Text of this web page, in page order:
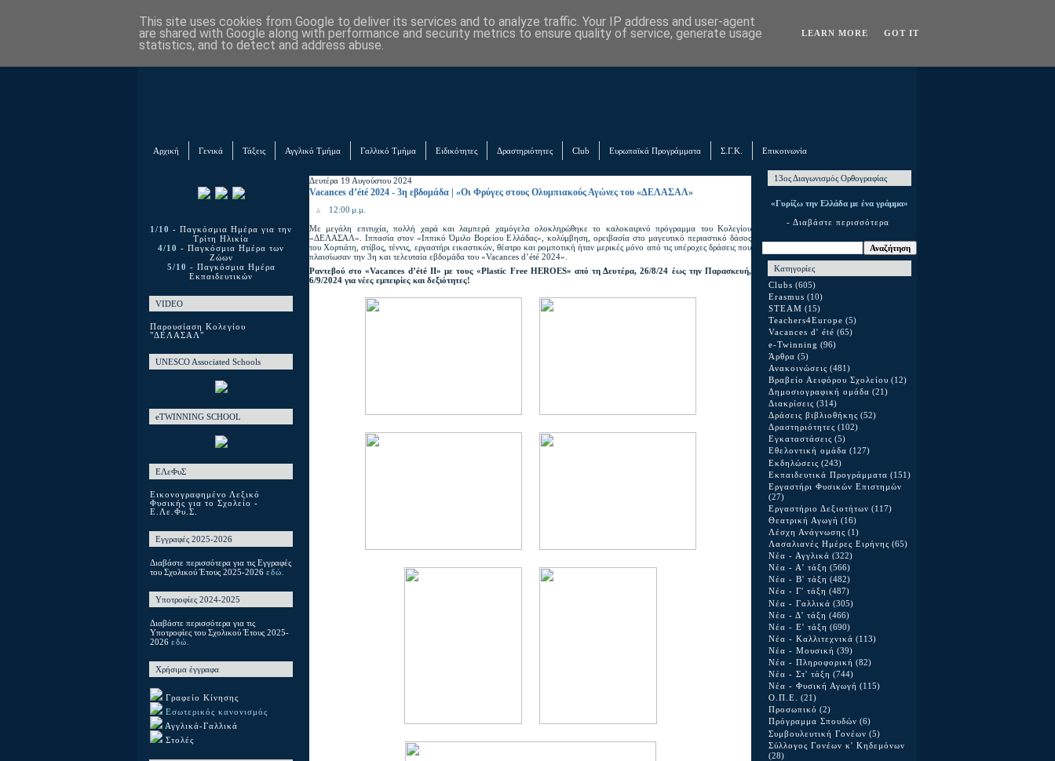
Αρχική Γενικά Τάξεις Αγγλικό Τμήμα Γαλλικό Τμήμα Ειδικότητες Δραστηριότητες Club Ευρωπαϊκά Προγράμματα Σ.Γ.Κ. Επικοινωνία
1/10 - Παγκόσμια Ημέρα για την
Τρίτη Ηλικία
4/10 - Παγκόσμια Ημέρα των
Ζώων
5/10 - Παγκόσμια Ημέρα
Εκπαιδευτικών
VIDEO
Παρουσίαση Κολεγίου
"ΔΕΛΑΣΑΛ"
UNESCO Associated Schools
eTWINNING SCHOOL
ΕΛεΦυΣ
Εικονογραφημένο Λεξικό
Φυσικής για το Σχολείο -
Ε.Λε.Φυ.Σ.
Εγγραφές 2025-2026
Διαβάστε περισσότερα για τις Εγγραφές
του Σχολικού Έτους 2025-2026 εδώ.
Υποτροφίες 2024-2025
Διαβάστε περισσότερα για τις
Υποτροφίες του Σχολικού Έτους 2025-
2026 εδώ.
Χρήσιμα έγγραφα
Γραφείο Κίνησης
Εσωτερικός κανονισμός
Αγγλικά-Γαλλικά
Στολές
Δευτέρα 19 Αυγούστου 2024
Vacances d’été 2024 - 3η εβδομάδα | «Οι Φρύγες στους Ολυμπιακούς Αγώνες του «ΔΕΛΑΣΑΛ»
12:00 μ.μ.
Με μεγάλη επιτυχία, πολλή χαρά και λαμπερά χαμόγελα ολοκληρώθηκε το καλοκαιρινό πρόγραμμα του Κολεγίου
«ΔΕΛΑΣΑΛ». Ιππασία στον «Ιππικό Όμιλο Βορείου Ελλάδας», κολύμβηση, ορειβασία στο μαγευτικό περιαστικό δάσος
του Χορτιάτη, στίβος, τέννις, εργαστήρι εικαστικών, θέατρο και ρομποτική ήταν μερικές μόνο από τις υπέροχες δράσεις που
πλαισίωσαν την 3η και τελευταία εβδομάδα του «Vacances d’été 2024».
Ραντεβού στο «Vacances d’été II» με τους «Plastic Free HEROES» από τη Δευτέρα, 26/8/24 έως την Παρασκευή,
6/9/2024 για νέες εμπειρίες και δεξιότητες!
13ος Διαγωνισμός Ορθογραφίας
«Γυρίζω την Ελλάδα με ένα γράμμα»
- Διαβάστε περισσότερα
Κατηγορίες
Clubs (605)
Erasmus (10)
STEAM (15)
Teachers4Europe (5)
Vacances d' été (65)
e-Twinning (96)
Άρθρα (5)
Ανακοινώσεις (481)
Βραβείο Αειφόρου Σχολείου (12)
Δημοσιογραφική ομάδα (21)
Διακρίσεις (314)
Δράσεις βιβλιοθήκης (52)
Δραστηριότητες (102)
Εγκαταστάσεις (5)
Εθελοντική ομάδα (127)
Εκδηλώσεις (243)
Εκπαιδευτικά Προγράμματα (151)
Εργαστήρι Φυσικών Επιστημών
(27)
Εργαστήριο Δεξιοτήτων (117)
Θεατρική Αγωγή (16)
Λέσχη Ανάγνωσης (1)
Λασαλιανές Ημέρες Ειρήνης (65)
Νέα - Αγγλικά (322)
Νέα - Α' τάξη (566)
Νέα - Β' τάξη (482)
Νέα - Γ' τάξη (487)
Νέα - Γαλλικά (305)
Νέα - Δ' τάξη (466)
Νέα - Ε' τάξη (690)
Νέα - Καλλιτεχνικά (113)
Νέα - Μουσική (39)
Νέα - Πληροφορική (82)
Νέα - Στ' τάξη (744)
Νέα - Φυσική Αγωγή (115)
Ο.Π.Ε. (21)
Προσωπικό (2)
Πρόγραμμα Σπουδών (6)
Συμβουλευτική Γονέων (5)
Σύλλογος Γονέων κ' Κηδεμόνων
(28)
This site uses cookies from Google to deliver its services and to analyze traffic. Your IP address and user-agent
are shared with Google along with performance and security metrics to ensure quality of service, generate usage
statistics, and to detect and address abuse.
LEARN MORE GOT IT